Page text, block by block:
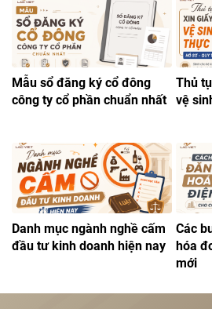
Mẫu sổ đăng ký cổ đông
công ty cổ phần chuẩn nhất
Thủ
vệ
Danh mục ngành nghề cấm
đầu tư kinh doanh hiện nay
Các
hóa
mới